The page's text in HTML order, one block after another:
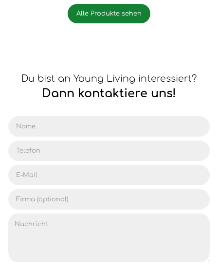
Alle Produkte sehen
Du bist an Young Living interessiert?
Dann kontaktiere uns!